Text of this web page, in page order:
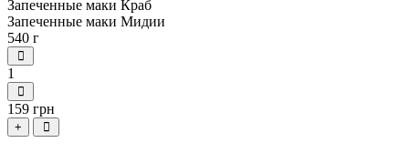
Запеченные маки Краб
Запеченные маки Мидии
540 г
1
159 грн
+